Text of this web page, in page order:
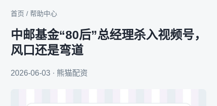
首页 / 帮助中心
中邮基金“80后”总经理杀入视频号，
风口还是弯道
2026-06-03 · 熊猫配资